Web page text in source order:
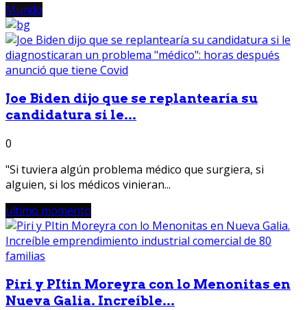
Mundo
Joe Biden dijo que se replantearía su
candidatura si le...
0
"Si tuviera algún problema médico que surgiera, si
alguien, si los médicos vinieran...
ultimo momento
Piri y PItin Moreyra con lo Menonitas en
Nueva Galia. Increíble...